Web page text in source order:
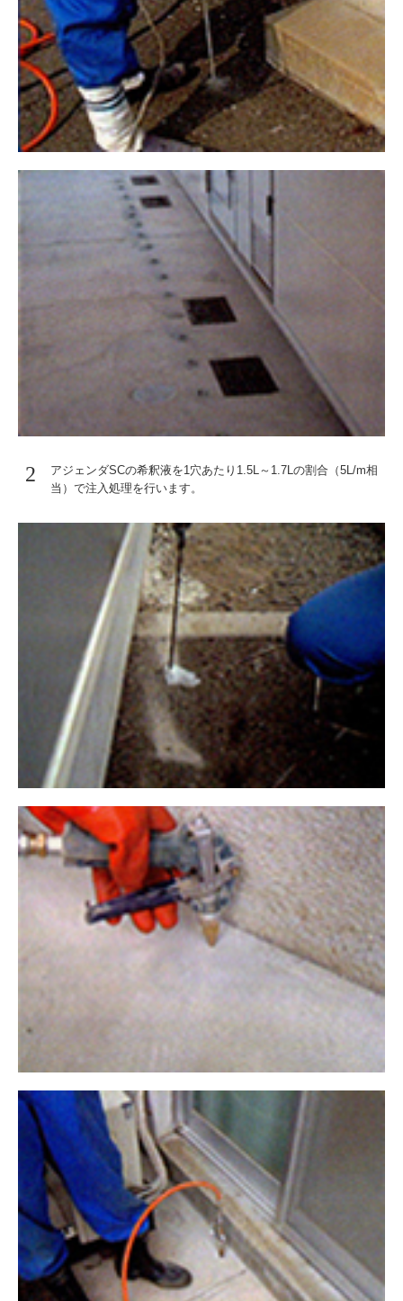
2
アジェンダSCの希釈液を1穴あたり1.5L～1.7Lの割合（5L/m相
当）で注入処理を行います。